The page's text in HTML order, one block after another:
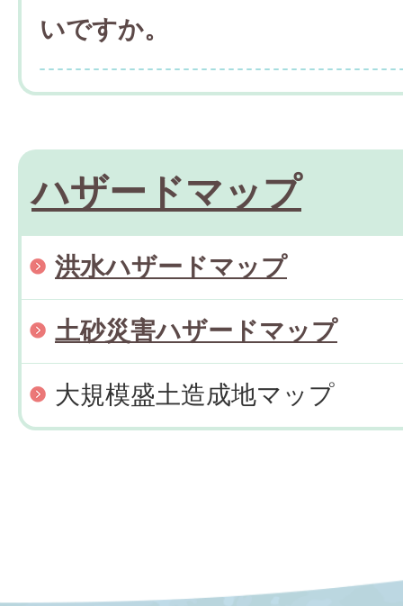
いですか。
ハザードマップ
洪水ハザードマップ
土砂災害ハザードマップ
大規模盛土造成地マップ